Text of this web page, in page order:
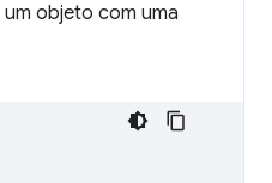
objeto com uma